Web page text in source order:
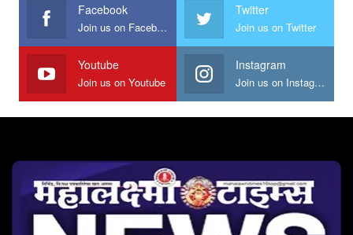
Facebook
Join us on Facebook
Twitter
Join us on Twitter
Youtube
Join us on Youtube
Instagram
Join us on Instagram